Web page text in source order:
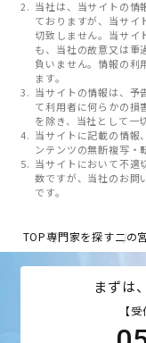
当社は、当サイトの情
ておりますが、当サイ
切致しません。当サイ
も、当社の故意又は重
負いません。情報の利
ます。
当サイトの情報は、予
て利用者に何らかの損
を除き、当社として一
当サイトに記載の情報
ンテンツの無断複写・
当サイトにおいて不適
数ですが、当社のお問
です。
TOP専門家を探す二の
まずは
【